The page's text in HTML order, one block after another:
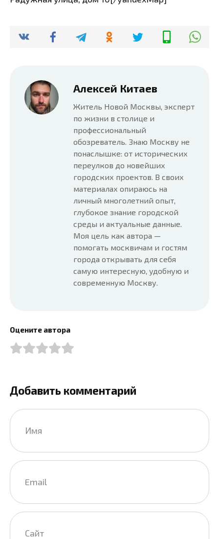
Алексей Китаев
Житель Новой Москвы, эксперт
по жизни в столице и
профессиональный
обозреватель. Знаю Москву не
понаслышке: от исторических
переулков до новейших
городских проектов. В своих
материалах опираюсь на
личный многолетний опыт,
глубокое знание городской
среды и актуальные данные.
Моя цель как автора —
помогать москвичам и гостям
города открывать для себя
самую интересную, удобную и
современную Москву.
Оцените автора
Добавить комментарий
Имя
Email
Сайт